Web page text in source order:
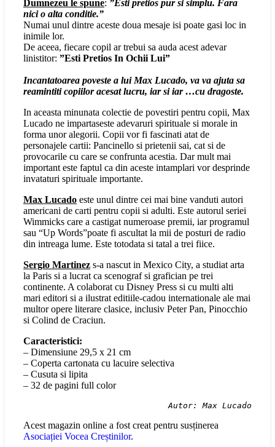
Dumnezeu le spune: ”Esti pretios pur si simplu. Fara
nici o alta conditie.”
Numai unul dintre aceste doua mesaje isi poate gasi loc in
inimile lor.
De aceea, fiecare copil ar trebui sa auda acest adevar
linistitor: ”Esti Pretios In Ochii Lui”
Incantatoarea poveste a lui Max Lucado, va va ajuta sa
reamintiti copiilor acesat lucru, iar si iar …cu dragoste.
In aceasta minunata colectie de povestiri pentru copii, Max
Lucado ne impartaseste adevaruri spirituale si morale in
forma unor alegorii. Copii vor fi fascinati atat de
personajele cartii: Pancinello si prietenii sai, cat si de
provocarile cu care se confrunta acestia. Dar mult mai
important este faptul ca din aceste intamplari vor desprinde
invataturi spirituale importante.
Max Lucado este unul dintre cei mai bine vanduti autori
americani de carti pentru copii si adulti. Este autorul seriei
Wimmicks care a castigat numeroase premii, iar programul
sau “Up Words”poate fi ascultat la mii de posturi de radio
din intreaga lume. Este totodata si tatal a trei fiice.
Sergio Martinez s-a nascut in Mexico City, a studiat arta
la Paris si a lucrat ca scenograf si grafician pe trei
continente. A colaborat cu Disney Press si cu multi alti
mari editori si a ilustrat editiile-cadou internationale ale mai
multor opere literare clasice, inclusiv Peter Pan, Pinocchio
si Colind de Craciun.
Caracteristici:
– Dimensiune 29,5 x 21 cm
– Coperta cartonata cu lacuire selectiva
– Cusuta si lipita
– 32 de pagini full color
Autor: Max Lucado
Acest magazin online a fost creat pentru susținerea
Asociației Vocea Creștinilor.